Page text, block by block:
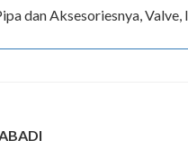
dan Aksesoriesnya, Valve,